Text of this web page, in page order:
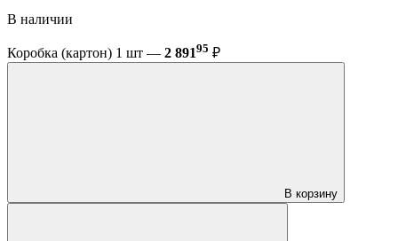
В наличии
Коробка (картон) 1 шт — 2 89195 ₽
В корзину